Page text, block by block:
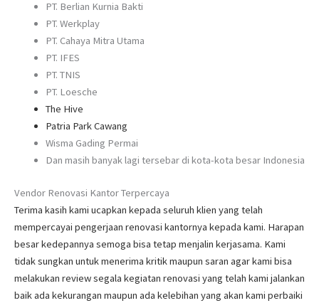
PT. Berlian Kurnia Bakti
PT. Werkplay
PT. Cahaya Mitra Utama
PT. IFES
PT. TNIS
PT. Loesche
The Hive
Patria Park Cawang
Wisma Gading Permai
Dan masih banyak lagi tersebar di kota-kota besar Indonesia
Vendor Renovasi Kantor Terpercaya
Terima kasih kami ucapkan kepada seluruh klien yang telah
mempercayai pengerjaan renovasi kantornya kepada kami. Harapan
besar kedepannya semoga bisa tetap menjalin kerjasama. Kami
tidak sungkan untuk menerima kritik maupun saran agar kami bisa
melakukan review segala kegiatan renovasi yang telah kami jalankan
baik ada kekurangan maupun ada kelebihan yang akan kami perbaiki